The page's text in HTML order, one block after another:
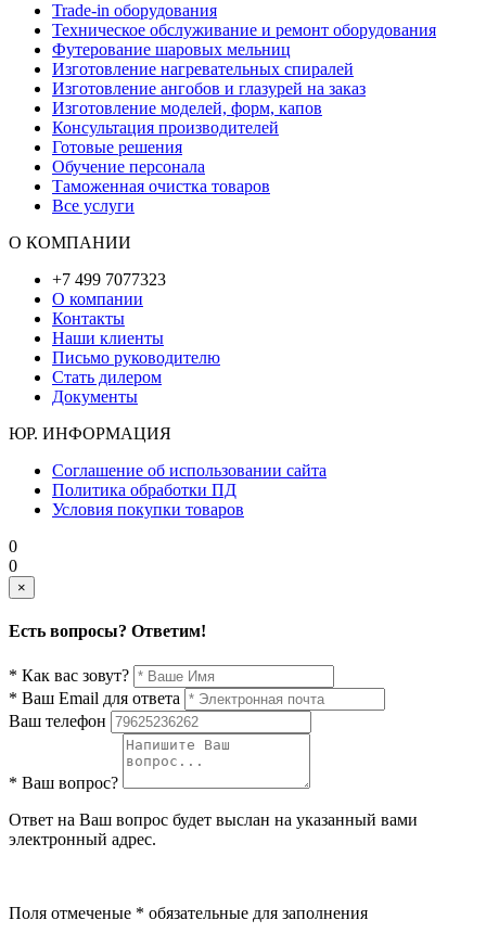
Trade-in оборудования
Техническое обслуживание и ремонт оборудования
Футерование шаровых мельниц
Изготовление нагревательных спиралей
Изготовление ангобов и глазурей на заказ
Изготовление моделей, форм, капов
Консультация производителей
Готовые решения
Обучение персонала
Таможенная очистка товаров
Все услуги
О КОМПАНИИ
+7 499 7077323
О компании
Контакты
Наши клиенты
Письмо руководителю
Стать дилером
Документы
ЮР. ИНФОРМАЦИЯ
Соглашение об использовании сайта
Политика обработки ПД
Условия покупки товаров
0
0
×
Есть вопросы? Ответим!
* Как вас зовут?
* Ваш Email для ответа
Ваш телефон
* Ваш вопрос?
Ответ на Ваш вопрос будет выслан на указанный вами
электронный адрес.
Поля отмеченые * обязательные для заполнения